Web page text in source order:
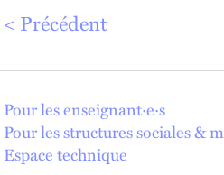
Précédent
Pour les enseignant·e·s
Pour les structures sociales &
Espace technique